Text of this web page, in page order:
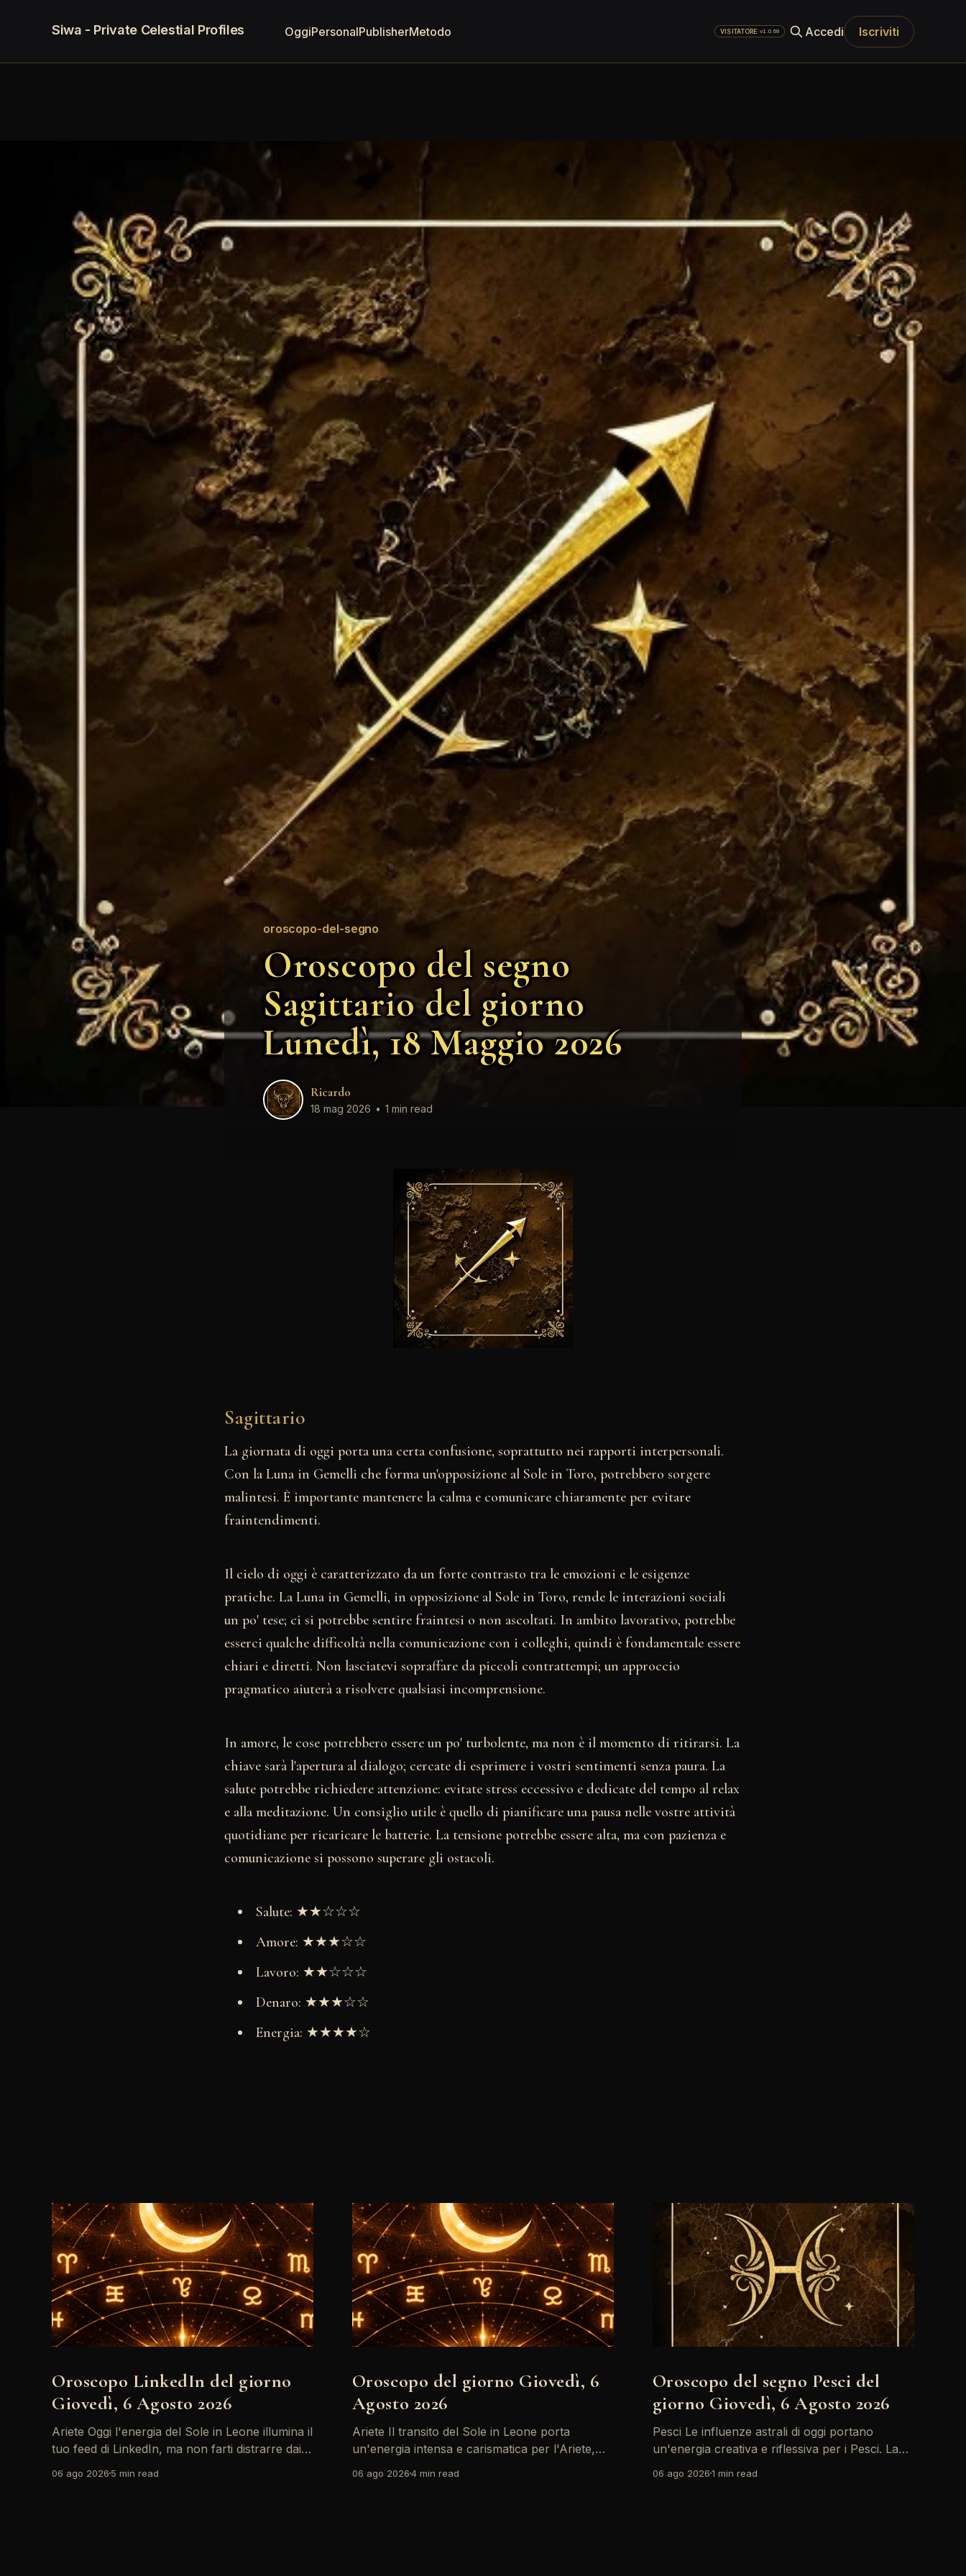
Siwa - Private Celestial Profiles OggiPersonalPublisherMetodo VISITATORE ·v1.0.69 Accedi Iscriviti
oroscopo-del-segno
Oroscopo del segno
Sagittario del giorno
Lunedì, 18 Maggio 2026
Ricardo
18 mag 2026 • 1 min read
Sagittario
La giornata di oggi porta una certa confusione, soprattutto nei rapporti interpersonali.
Con la Luna in Gemelli che forma un'opposizione al Sole in Toro, potrebbero sorgere
malintesi. È importante mantenere la calma e comunicare chiaramente per evitare
fraintendimenti.
Il cielo di oggi è caratterizzato da un forte contrasto tra le emozioni e le esigenze
pratiche. La Luna in Gemelli, in opposizione al Sole in Toro, rende le interazioni sociali
un po' tese; ci si potrebbe sentire fraintesi o non ascoltati. In ambito lavorativo, potrebbe
esserci qualche difficoltà nella comunicazione con i colleghi, quindi è fondamentale essere
chiari e diretti. Non lasciatevi sopraffare da piccoli contrattempi; un approccio
pragmatico aiuterà a risolvere qualsiasi incomprensione.
In amore, le cose potrebbero essere un po' turbolente, ma non è il momento di ritirarsi. La
chiave sarà l'apertura al dialogo; cercate di esprimere i vostri sentimenti senza paura. La
salute potrebbe richiedere attenzione: evitate stress eccessivo e dedicate del tempo al relax
e alla meditazione. Un consiglio utile è quello di pianificare una pausa nelle vostre attività
quotidiane per ricaricare le batterie. La tensione potrebbe essere alta, ma con pazienza e
comunicazione si possono superare gli ostacoli.
Salute: ★★☆☆☆
Amore: ★★★☆☆
Lavoro: ★★☆☆☆
Denaro: ★★★☆☆
Energia: ★★★★☆
Oroscopo LinkedIn del giorno
Giovedì, 6 Agosto 2026
Ariete Oggi l'energia del Sole in Leone illumina il
tuo feed di LinkedIn, ma non farti distrarre dai
concretizzare i tuoi desideri professionali! Giove
06 ago 2026 5 min read
Oroscopo del giorno Giovedì, 6
Agosto 2026
Ariete Il transito del Sole in Leone porta
un'energia intensa e carismatica per l'Ariete,
momento ideale per riflettere su obiettivi
06 ago 20264 min read
Oroscopo del segno Pesci del
giorno Giovedì, 6 Agosto 2026
Pesci Le influenze astrali di oggi portano
un'energia creativa e riflessiva per i Pesci. La
incoraggiandoti a esplorare nuove idee e
06 ago 20261 min read